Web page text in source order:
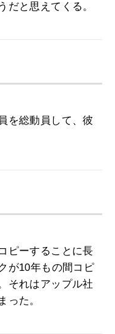
だと思えてくる。
を総動員して、彼
ピーすることに長
が10年もの間コピ
それはアップル社
った。